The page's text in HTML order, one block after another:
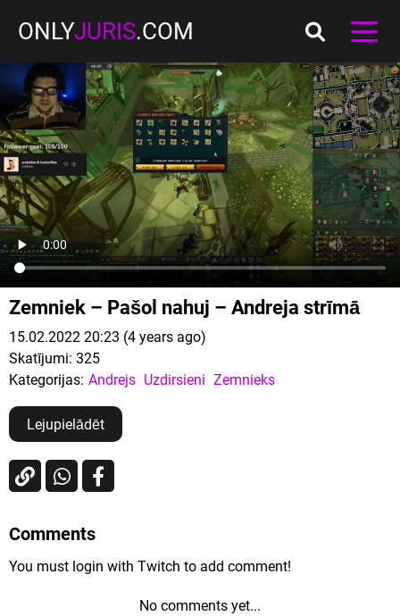
ONLYJURIS.COM
Zemniek – Pašol nahuj – Andreja strīmā
15.02.2022 20:23 (4 years ago)
Skatījumi: 325
Kategorijas: Andrejs Uzdirsieni Zemnieks
Lejupielādēt
Comments
You must login with Twitch to add comment!
No comments yet...